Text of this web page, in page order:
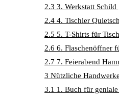
2.3 3. Werkstatt Schild
2.4 4. Tischler
2.5 5. T-Shirts für
2.6 6. Flaschenöffner
2.7 7. Feierabend
3 Nützliche
3.1 1. Buch für